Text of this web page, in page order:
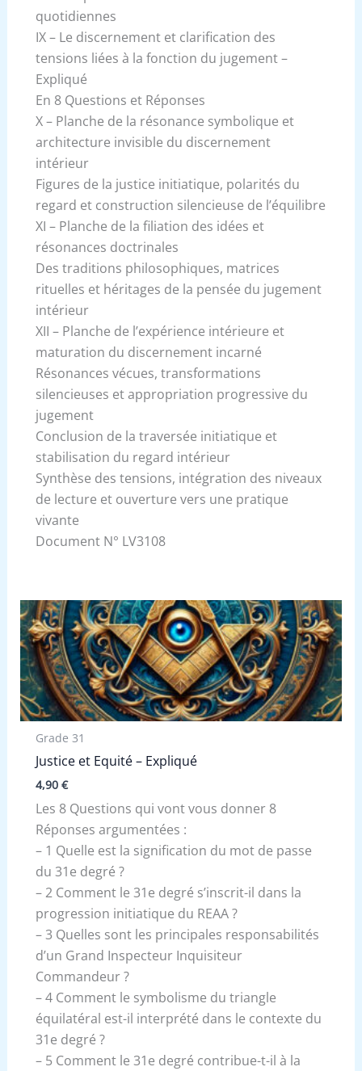
quotidiennes
IX – Le discernement et clarification des
tensions liées à la fonction du jugement –
Expliqué
En 8 Questions et Réponses
X – Planche de la résonance symbolique et
architecture invisible du discernement
intérieur
Figures de la justice initiatique, polarités du
regard et construction silencieuse de l’équilibre
XI – Planche de la filiation des idées et
résonances doctrinales
Des traditions philosophiques, matrices
rituelles et héritages de la pensée du jugement
intérieur
XII – Planche de l’expérience intérieure et
maturation du discernement incarné
Résonances vécues, transformations
silencieuses et appropriation progressive du
jugement
Conclusion de la traversée initiatique et
stabilisation du regard intérieur
Synthèse des tensions, intégration des niveaux
de lecture et ouverture vers une pratique
vivante
Document N° LV3108
Grade 31
Justice et Equité – Expliqué
4,90 €
Les 8 Questions qui vont vous donner 8
Réponses argumentées :
– 1 Quelle est la signification du mot de passe
du 31e degré ?
– 2 Comment le 31e degré s’inscrit-il dans la
progression initiatique du REAA ?
– 3 Quelles sont les principales responsabilités
d’un Grand Inspecteur Inquisiteur
Commandeur ?
– 4 Comment le symbolisme du triangle
équilatéral est-il interprété dans le contexte du
31e degré ?
– 5 Comment le 31e degré contribue-t-il à la